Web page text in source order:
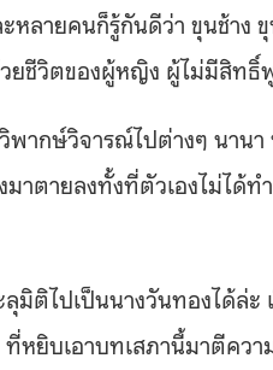
หลายคนก็รู้กันดีว่า ขุนช้าง
ชีวิตของผู้หญิง ผู้ไม่มีสิทธิ์
ากษ์วิจารณ์ไปต่างๆ นาน
าตายลงทั้งที่ตัวเองไม่ได้ท
ติไปเป็นนางวันทองได้ล่ะ
หยิบเอาบทเสภานี้มาตีคว